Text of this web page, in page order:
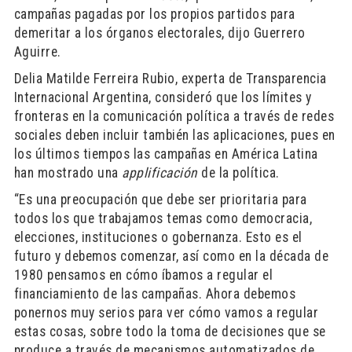
campañas pagadas por los propios partidos para
demeritar a los órganos electorales, dijo Guerrero
Aguirre.
Delia Matilde Ferreira Rubio, experta de Transparencia
Internacional Argentina, consideró que los límites y
fronteras en la comunicación política a través de redes
sociales deben incluir también las aplicaciones, pues en
los últimos tiempos las campañas en América Latina
han mostrado una applificación de la política.
“Es una preocupación que debe ser prioritaria para
todos los que trabajamos temas como democracia,
elecciones, instituciones o gobernanza. Esto es el
futuro y debemos comenzar, así como en la década de
1980 pensamos en cómo íbamos a regular el
financiamiento de las campañas. Ahora debemos
ponernos muy serios para ver cómo vamos a regular
estas cosas, sobre todo la toma de decisiones que se